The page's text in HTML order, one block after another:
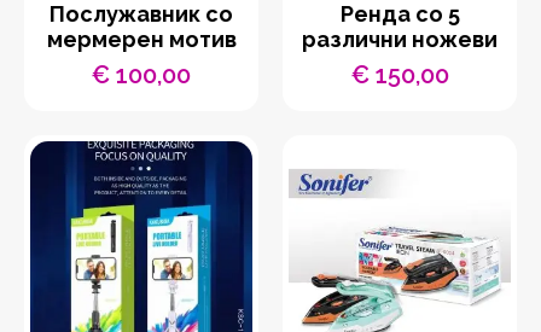
Послужавник со
мермерен мотив
€ 100,00
Ренда со 5
различни ножеви
€150,00